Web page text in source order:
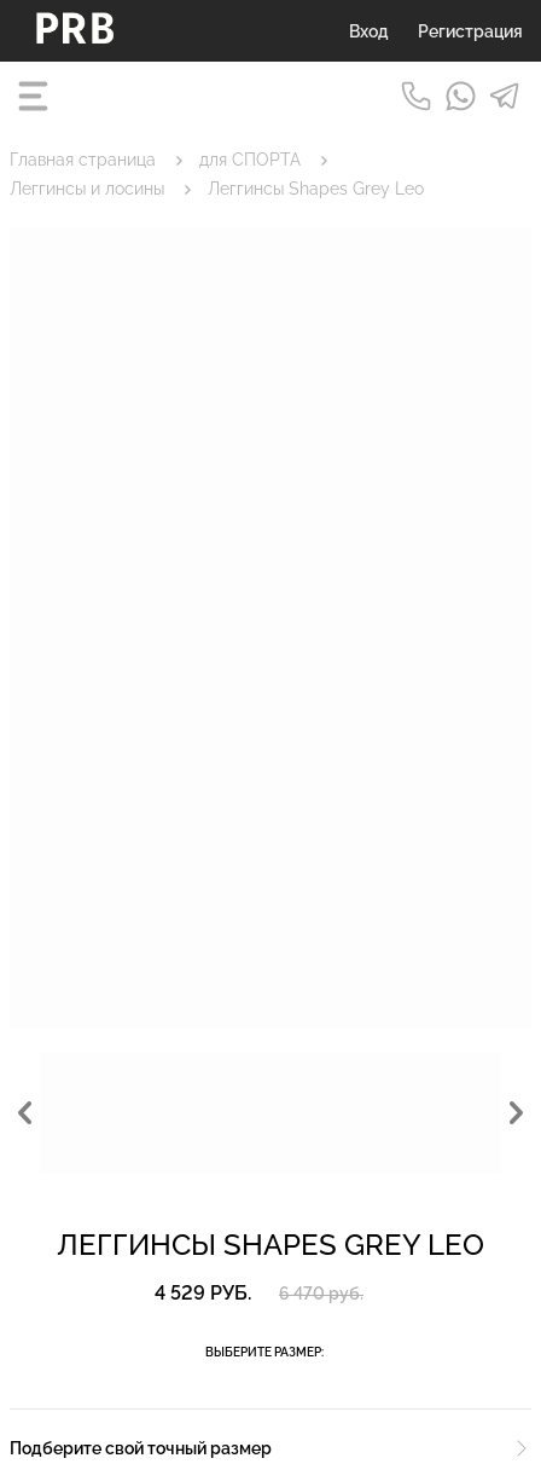
Вход Регистрация
Главная страница
для СПОРТА
Леггинсы и лосины
Леггинсы Shapes Grey Leo
ЛЕГГИНСЫ SHAPES GREY LEO
4 529 РУБ. 6 470 руб.
ВЫБЕРИТЕ РАЗМЕР:
Подберите свой точный размер